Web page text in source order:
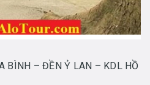
BÌNH – ĐỀN Ỷ LAN – KDL HỒ